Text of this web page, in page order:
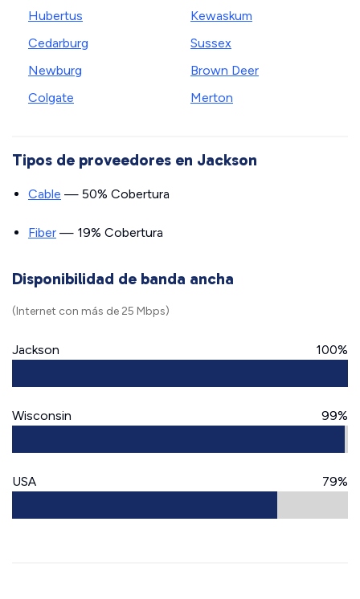
Hubertus
Cedarburg
Newburg
Colgate
Kewaskum
Sussex
Brown Deer
Merton
Tipos de proveedores en Jackson
Cable — 50% Cobertura
Fiber — 19% Cobertura
Disponibilidad de banda ancha
(Internet con más de 25 Mbps)
Jackson 100%
Wisconsin 99%
USA 79%